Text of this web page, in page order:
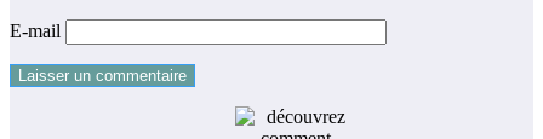
E-mail